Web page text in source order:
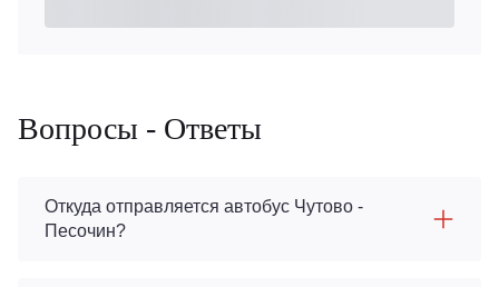
Вопросы - Ответы
Откуда отправляется автобус Чутово -
Песочин?